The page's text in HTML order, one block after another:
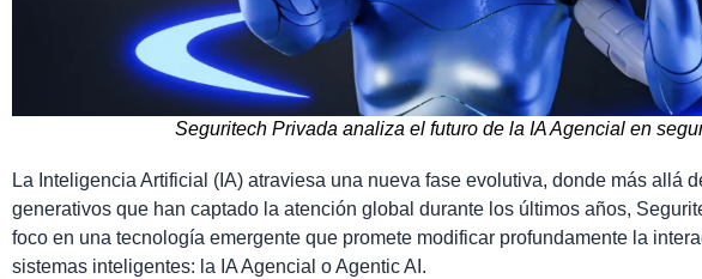
Seguritech Privada analiza el futuro de la IA Agencial en
La Inteligencia Artificial (IA) atraviesa una nueva fase evolutiva, donde más allá
generativos que han captado la atención global durante los últimos años,
foco en una tecnología emergente que promete modificar profundamente la
sistemas inteligentes: la IA Agencial o Agentic AI.